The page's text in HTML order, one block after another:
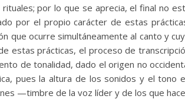
por lo que se aprecia, el final no
por el propio carácter de estas
que ocurre simultáneamente al canto y
estas prácticas, el proceso de
de tonalidad, dado el origen no
pues la altura de los sonidos y el tono
—timbre de la voz líder y de los que